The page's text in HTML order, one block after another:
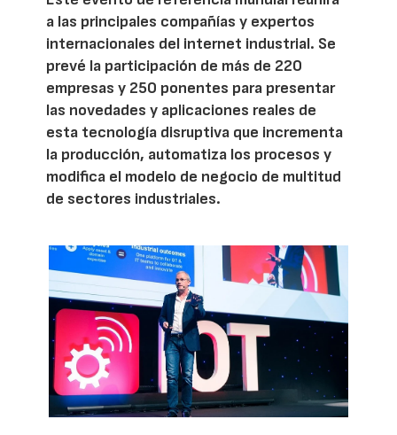
a las principales compañías y expertos
internacionales del internet industrial. Se
prevé la participación de más de 220
empresas y 250 ponentes para presentar
las novedades y aplicaciones reales de
esta tecnología disruptiva que incrementa
la producción, automatiza los procesos y
modifica el modelo de negocio de multitud
de sectores industriales.